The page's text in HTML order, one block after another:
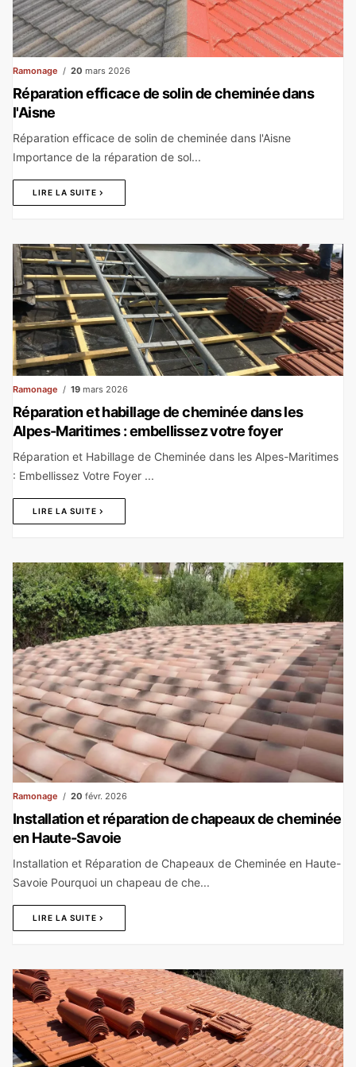
Ramonage 20 mars 2026
Réparation efficace de solin de cheminée dans
l'Aisne
Réparation efficace de solin de cheminée dans l'Aisne
Importance de la réparation de sol...
LIRE LA SUITE
Ramonage 19 mars 2026
Réparation et habillage de cheminée dans les
Alpes-Maritimes : embellissez votre foyer
Réparation et Habillage de Cheminée dans les Alpes-Maritimes
: Embellissez Votre Foyer ...
LIRE LA SUITE
Ramonage 20 févr. 2026
Installation et réparation de chapeaux de cheminée
en Haute-Savoie
Installation et Réparation de Chapeaux de Cheminée en Haute-
Savoie Pourquoi un chapeau de che...
LIRE LA SUITE